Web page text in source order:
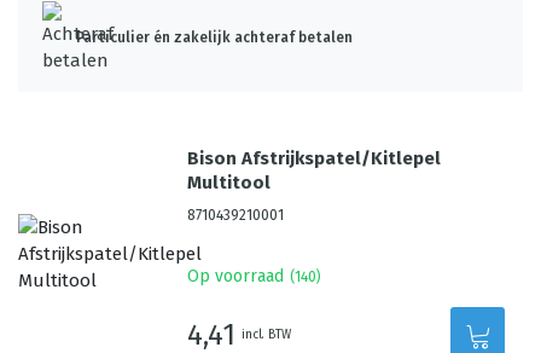
Particulier én zakelijk achteraf betalen
Bison Afstrijkspatel/Kitlepel
Multitool
8710439210001
Op voorraad (140)
4,41 incl. BTW